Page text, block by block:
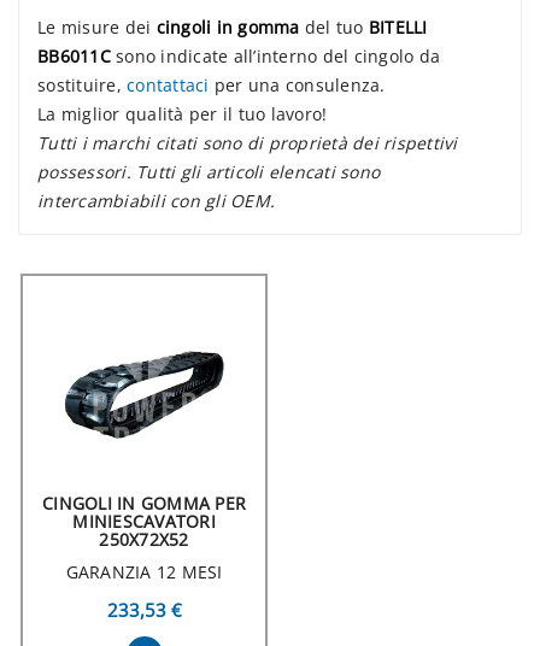
Le misure dei cingoli in gomma del tuo BITELLI
BB6011Csono indicate all’interno del cingolo da
sostituire, contattaci per una consulenza.
La miglior qualità per il tuo lavoro!
Tutti i marchi citati sono di proprietà dei rispettivi
possessori. Tutti gli articoli elencati sono
intercambiabili con gli OEM.
CINGOLI IN GOMMA PER
MINIESCAVATORI
250X72X52
GARANZIA 12 MESI
233,53 €